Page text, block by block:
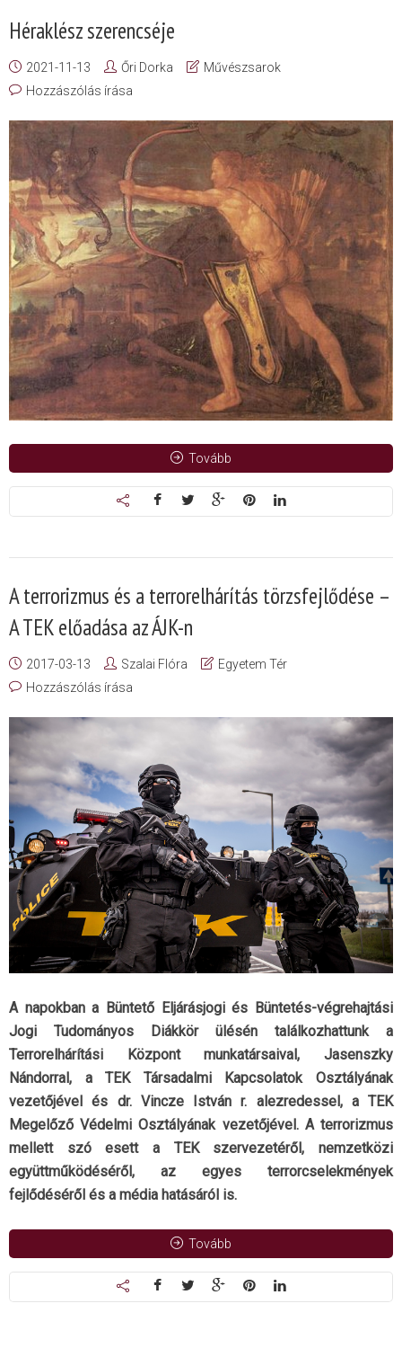
Héraklész szerencséje
2021-11-13 Őri Dorka
Művészsarok
Hozzászólás írása
Tovább
A terrorizmus és a terrorelhárítás törzsfejlődése –
A TEK előadása az ÁJK-n
2017-03-13 Szalai Flóra
Egyetem Tér
Hozzászólás írása
A napokban a Büntető Eljárásjogi és Büntetés-végrehajtási
Jogi Tudományos Diákkör ülésén találkozhattunk a
Terrorelhárítási Központ munkatársaival, Jasenszky
Nándorral, a TEK Társadalmi Kapcsolatok Osztályának
vezetőjével és dr. Vincze István r. alezredessel, a TEK
Megelőző Védelmi Osztályának vezetőjével. A terrorizmus
mellett szó esett a TEK szervezetéről, nemzetközi
együttműködéséről, az egyes terrorcselekmények
fejlődéséről és a média hatásáról is.
Tovább